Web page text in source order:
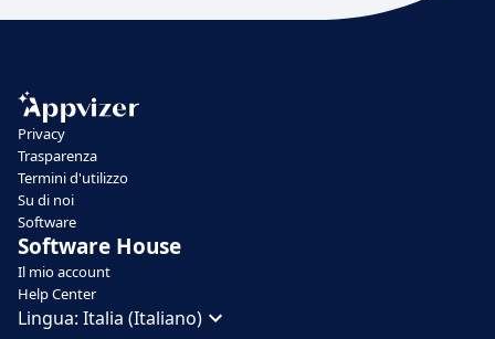
Privacy
Trasparenza
Termini d'utilizzo
Su di noi
Software
Software House
Il mio account
Help Center
Lingua: Italia (Italiano)